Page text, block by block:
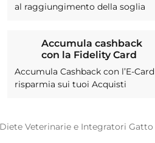
al raggiungimento della soglia
Accumula cashback
con la Fidelity Card
Accumula Cashback con l’E-Card
risparmia sui tuoi Acquisti
Diete Veterinarie e Integratori Gatto